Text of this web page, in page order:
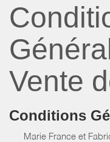
Vente
Conditions
Marie France et